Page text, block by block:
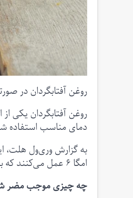
روغن آفتابگردان در
روغن آفتابگردان یکی
دمای مناسب استفاده
به گزارش وری‌ول هلت،
امگا ۶ عمل می‌کنند که برای تنظیم سوخت‌وساز، تحریک رشد و سلامت پوست، مو و استخوان‌ها حیاتی‌اند.
چه چیزی موجب مضر